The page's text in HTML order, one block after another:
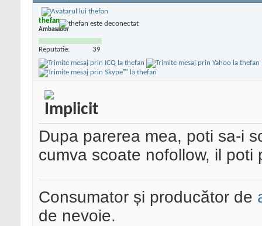
thefan
Ambasador
Reputatie: 39
Dupa parerea mea, poti sa-i
cumva scoate nofollow, il
Consumator și producător de
de nevoie.